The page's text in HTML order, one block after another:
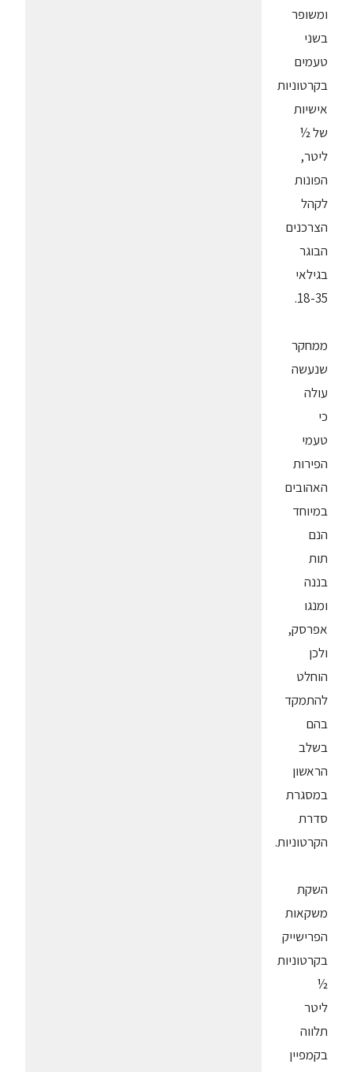
ומשופר
בשני
טעמים
בקרטוניות
אישיות
של ½
ליטר,
הפונות
לקהל
הצרכנים
הבוגר
בגילאי
18-35.
ממחקר
שנעשה
עולה
כי
טעמי
הפירות
האהובים
במיוחד
הנם
תות
בננה
ומנגו
אפרסק,
ולכן
הוחלט
להתמקד
בהם
בשלב
הראשון
במסגרת
סדרת
הקרטוניות.
השקת
משקאות
הפרישייק
בקרטוניות
½
ליטר
תלווה
בקמפיין